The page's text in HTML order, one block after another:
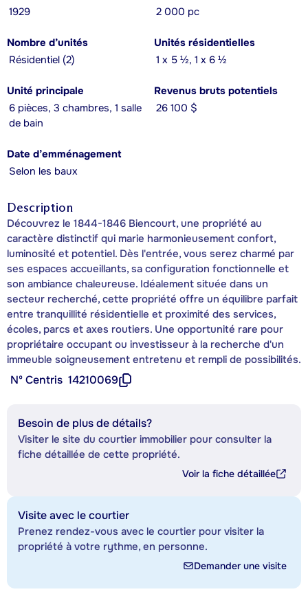
1929
2 000 pc
Nombre d’unités
Résidentiel (2)
Unités résidentielles
1 x 5 ½, 1 x 6 ½
Unité principale
6 pièces, 3 chambres, 1 salle
de bain
Revenus bruts potentiels
26 100 $
Date d’emménagement
Selon les baux
Description
Découvrez le 1844-1846 Biencourt, une propriété au
caractère distinctif qui marie harmonieusement confort,
luminosité et potentiel. Dès l'entrée, vous serez charmé par
ses espaces accueillants, sa configuration fonctionnelle et
son ambiance chaleureuse. Idéalement située dans un
secteur recherché, cette propriété offre un équilibre parfait
entre tranquillité résidentielle et proximité des services,
écoles, parcs et axes routiers. Une opportunité rare pour
propriétaire occupant ou investisseur à la recherche d'un
immeuble soigneusement entretenu et rempli de possibilités.
Nº Centris 14210069
Besoin de plus de détails?
Visiter le site du courtier immobilier pour consulter la
fiche détaillée de cette propriété.
Voir la fiche détaillée
Visite avec le courtier
Prenez rendez-vous avec le courtier pour visiter la
propriété à votre rythme, en personne.
Demander une visite